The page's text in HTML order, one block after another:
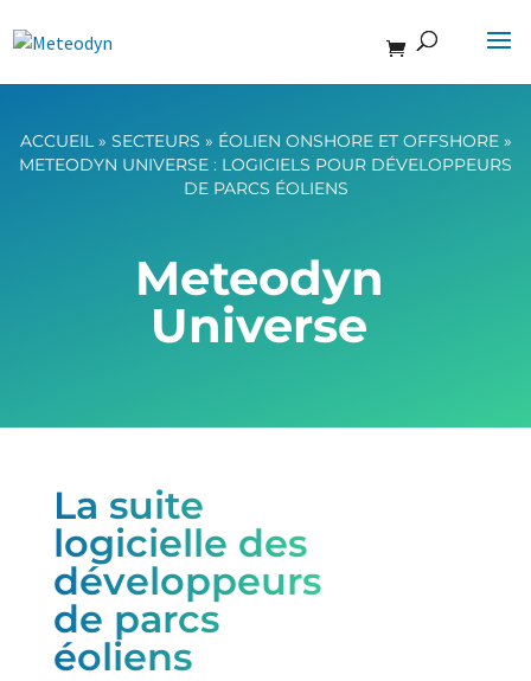
ACCUEIL» SECTEURS » ÉOLIEN ONSHORE ET OFFSHORE»
METEODYN UNIVERSE : LOGICIELS POUR DÉVELOPPEURS
DE PARCS ÉOLIENS
Meteodyn
Universe
La suite
logicielle des
développeurs
de parcs
éoliens